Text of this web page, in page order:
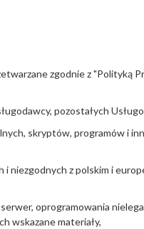
zgodnie z "Polityką
pozostałych
skryptów, programów i
z polskim i
oprogramowania
wskazane materiały,